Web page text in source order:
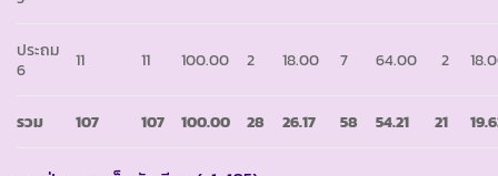
ประถม
6
11 11 100.00 2 18.00 7 64.00 2
รวม 107 107 100.00 28 26.17 58 54.21 21